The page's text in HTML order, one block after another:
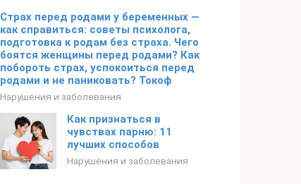
Страх перед родами у беременных —
как справиться: советы психолога,
подготовка к родам без страха. Чего
боятся женщины перед родами? Как
побороть страх, успокоиться перед
родами и не паниковать? Токоф
Нарушения и заболевания
Как признаться в
чувствах парню: 11
лучших способов
Нарушения и заболевания